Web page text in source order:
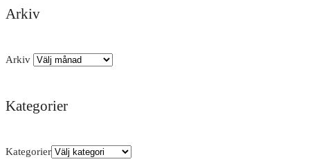
Arkiv
Arkiv
Kategorier
Kategorier